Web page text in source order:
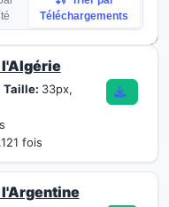
Téléchargements
l'Algérie
Taille: 33px,
fois
l'Argentine